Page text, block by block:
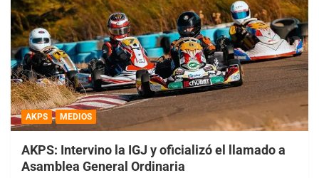
AKPS MEDIOS
AKPS: Intervino la IGJ y oficializó el llamado a
Asamblea General Ordinaria